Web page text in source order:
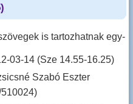
is tartozhatnak egy-
03-14 (Sze 14.55-16.25)
Szabó Eszter
510024)